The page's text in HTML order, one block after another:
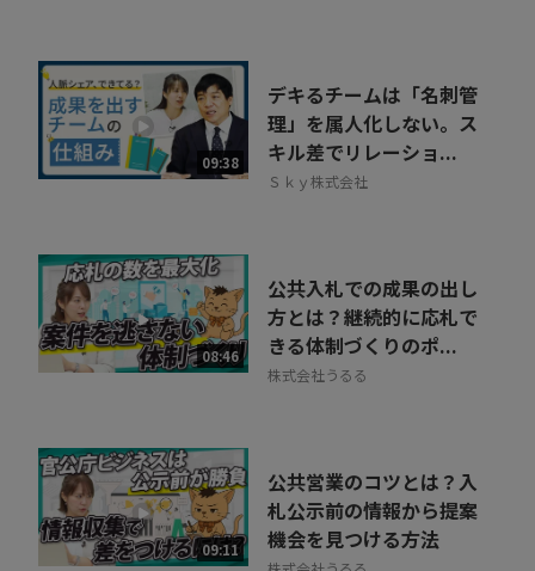
09:38
デキるチームは「名刺管
理」を属人化しない。ス
キル差でリレーショ...
Ｓｋｙ株式会社
08:46
公共入札での成果の出し
方とは？継続的に応札で
きる体制づくりのポ...
株式会社うるる
09:11
公共営業のコツとは？入
札公示前の情報から提案
機会を見つける方法